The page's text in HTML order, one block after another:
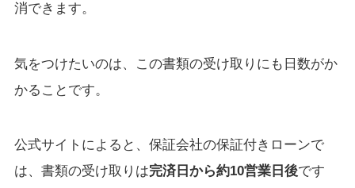
消できます。
気をつけたいのは、この書類の受け取りにも日数がか
かることです。
公式サイトによると、保証会社の保証付きローンで
は、書類の受け取りは完済日から約10営業日後です